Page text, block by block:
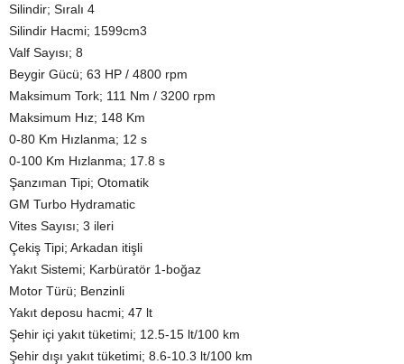
Silindir; Sıralı 4
Silindir Hacmi; 1599cm3
Valf Sayısı; 8
Beygir Gücü; 63 HP / 4800 rpm
Maksimum Tork; 111 Nm / 3200 rpm
Maksimum Hız; 148 Km
0-80 Km Hızlanma; 12 s
0-100 Km Hızlanma; 17.8 s
Şanzıman Tipi; Otomatik
GM Turbo Hydramatic
Vites Sayısı; 3 ileri
Çekiş Tipi; Arkadan itişli
Yakıt Sistemi; Karbüratör 1-boğaz
Motor Türü; Benzinli
Yakıt deposu hacmi; 47 lt
Şehir içi yakıt tüketimi; 12.5-15 lt/100 km
Şehir dışı yakıt tüketimi; 8.6-10.3 lt/100 km